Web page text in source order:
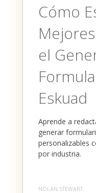
Cómo
el
Eskuad
Aprende a
generar
personalizables
por industria.
NOLAN STEWART